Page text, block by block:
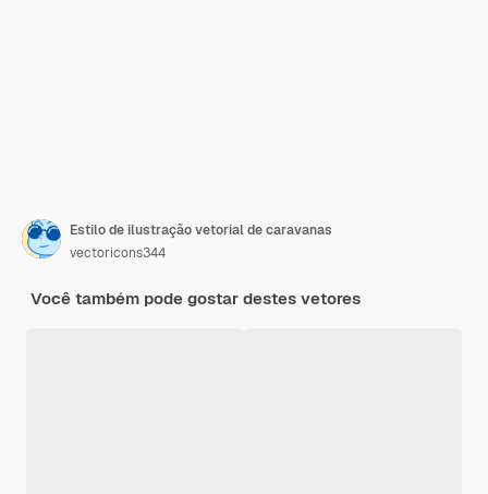
Estilo de ilustração vetorial de caravanas
vectoricons344
Você também pode gostar destes vetores